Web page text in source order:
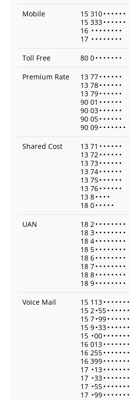
Mobile
15 310• • • • • •
15 333• • • • • •
16 • • • • • • • •
17 • • • • • • • •
Toll Free
80 0• • • • • • •
Premium Rate
13 77• • • • • •
13 78• • • • • •
13 79• • • • • •
90 01 • • • • • •
90 03• • • • • •
90 05• • • • • •
90 09• • • • • • •
Shared Cost
13 71 • • • • • •
13 72• • • • • •
13 73• • • • • •
13 74• • • • • •
13 75• • • • • •
13 76• • • • • •
13 8• • • •
18 0• • • • •
UAN
18 2• • • • • • • •
18 3• • • • • • • •
18 4• • • • • • • •
18 5• • • • • • • •
18 6• • • • • • • •
18 7• • • • • • • •
18 8• • • • • • • •
18 9• • • • • • • •
Voice Mail
15 113• • • • • • •
15 2•55• • • • • •
15 7•99• • • • • •
15 9•33• • • • • •
15 •00• • • • • • •
16 013• • • • • • •
16 255• • • • • • •
16 399• • • • • • •
17 •13• • • • • • •
17 •33• • • • • • •
17 •55• • • • • • •
17 •99• • • • • • •